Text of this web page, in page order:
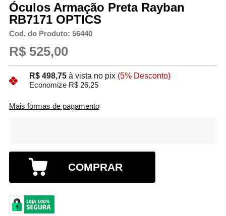
Óculos Armação Preta Rayban
RB7171 OPTICS
Cod. do Produto: 56440
R$ 525,00
R$ 498,75 à vista no pix (5% Desconto)
Economize R$ 26,25
Mais formas de pagamento
COMPRAR